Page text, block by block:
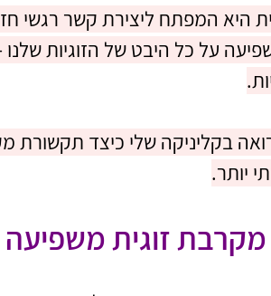
היא המפתח ליצירת קשר רגשי
על כל היבט של הזוגיות
בקליניקה שלי כיצד תקשורת
יותר.
זוגית